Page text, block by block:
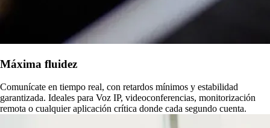
Máxima fluidez
Comunícate en tiempo real, con retardos mínimos y estabilidad
garantizada. Ideales para Voz IP, videoconferencias, monitorización
remota o cualquier aplicación crítica donde cada segundo cuenta.